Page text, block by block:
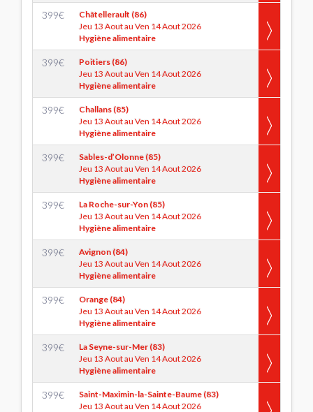
399€
Châtellerault (86)
Jeu 13 Aout au Ven 14 Aout 2026
Hygiène alimentaire
399€
Poitiers (86)
Jeu 13 Aout au Ven 14 Aout 2026
Hygiène alimentaire
399€
Challans (85)
Jeu 13 Aout au Ven 14 Aout 2026
Hygiène alimentaire
399€
Sables-d’Olonne (85)
Jeu 13 Aout au Ven 14 Aout 2026
Hygiène alimentaire
399€
La Roche-sur-Yon (85)
Jeu 13 Aout au Ven 14 Aout 2026
Hygiène alimentaire
399€
Avignon (84)
Jeu 13 Aout au Ven 14 Aout 2026
Hygiène alimentaire
399€
Orange (84)
Jeu 13 Aout au Ven 14 Aout 2026
Hygiène alimentaire
399€
La Seyne-sur-Mer (83)
Jeu 13 Aout au Ven 14 Aout 2026
Hygiène alimentaire
399€
Saint-Maximin-la-Sainte-Baume (83)
Jeu 13 Aout au Ven 14 Aout 2026